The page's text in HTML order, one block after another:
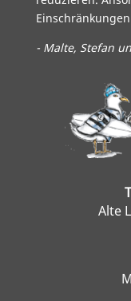
- Malte, Stefan
Alte